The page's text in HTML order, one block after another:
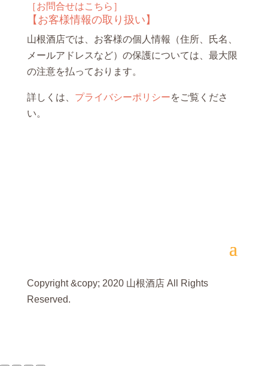
［お問合せはこちら］
【お客様情報の取り扱い】
山根酒店では、お客様の個人情報（住所、氏名、
メールアドレスなど）の保護については、最大限
の注意を払っております。
詳しくは、 プライバシーポリシーをご覧くださ
い。
Copyright &copy; 2020 山根酒店 All Rights
Reserved.